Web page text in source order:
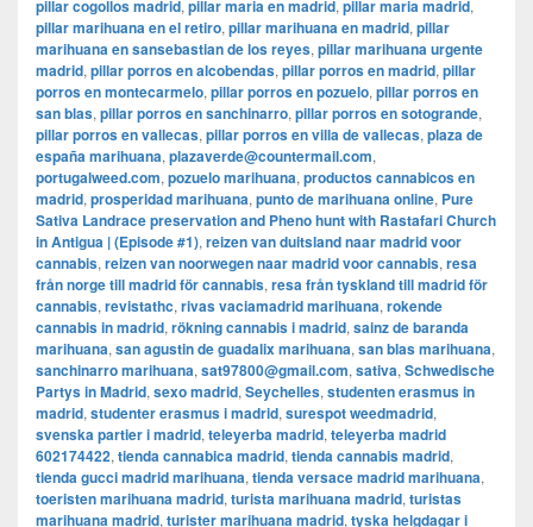
pillar cogollos madrid, pillar maria en madrid, pillar maria madrid,
pillar marihuana en el retiro, pillar marihuana en madrid, pillar
marihuana en sansebastian de los reyes, pillar marihuana urgente
madrid, pillar porros en alcobendas, pillar porros en madrid, pillar
porros en montecarmelo, pillar porros en pozuelo, pillar porros en
san blas, pillar porros en sanchinarro, pillar porros en sotogrande,
pillar porros en vallecas, pillar porros en villa de vallecas, plaza de
españa marihuana, plazaverde@countermail.com,
portugalweed.com, pozuelo marihuana, productos cannabicos en
madrid, prosperidad marihuana, punto de marihuana online, Pure
Sativa Landrace preservation and Pheno hunt with Rastafari Church
in Antigua | (Episode #1), reizen van duitsland naar madrid voor
cannabis, reizen van noorwegen naar madrid voor cannabis, resa
från norge till madrid för cannabis, resa från tyskland till madrid för
cannabis, revistathc, rivas vaciamadrid marihuana, rokende
cannabis in madrid, rökning cannabis i madrid, sainz de baranda
marihuana, san agustin de guadalix marihuana, san blas marihuana,
sanchinarro marihuana, sat97800@gmail.com, sativa, Schwedische
Partys in Madrid, sexo madrid, Seychelles, studenten erasmus in
madrid, studenter erasmus i madrid, surespot weedmadrid,
svenska partier i madrid, teleyerba madrid, teleyerba madrid
602174422, tienda cannabica madrid, tienda cannabis madrid,
tienda gucci madrid marihuana, tienda versace madrid marihuana,
toeristen marihuana madrid, turista marihuana madrid, turistas
marihuana madrid, turister marihuana madrid, tyska helgdagar i